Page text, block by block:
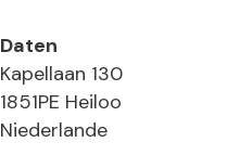
Daten
Kapellaan 130
1851PE Heiloo
Niederlande